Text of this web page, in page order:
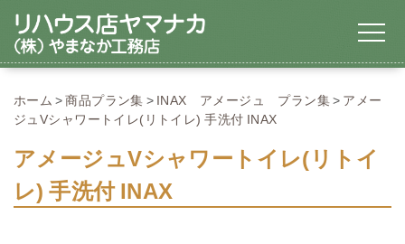
ホーム 商品プラン集 INAX アメージュ プラン集
アメー
ジュVシャワートイレ(リトイレ) 手洗付 INAX
アメージュVシャワートイレ(リトイ
レ) 手洗付 INAX